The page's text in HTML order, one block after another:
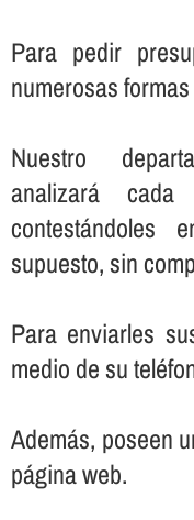
Para pedir
numerosas
Nuestro
analizará
supuesto, sin
Para enviarles
medio de su
Además, poseen
página web.